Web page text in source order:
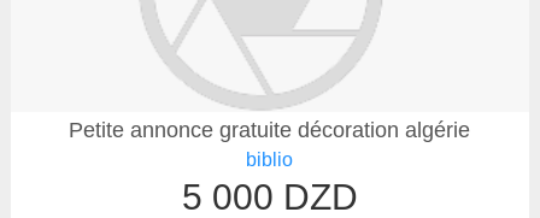
Petite annonce gratuite décoration algérie
biblio
5 000 DZD